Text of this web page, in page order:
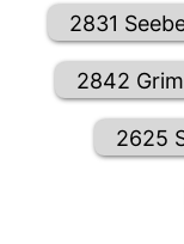
2831
2842
2625